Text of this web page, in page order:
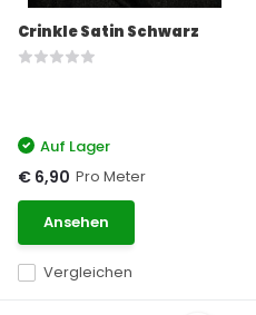
Crinkle Satin Schwarz
Vergleichen
Auf Lager
€ 6,90 Pro Meter
Ansehen